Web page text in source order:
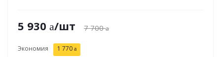
5 930 /шт 7 700
Экономия 1 770